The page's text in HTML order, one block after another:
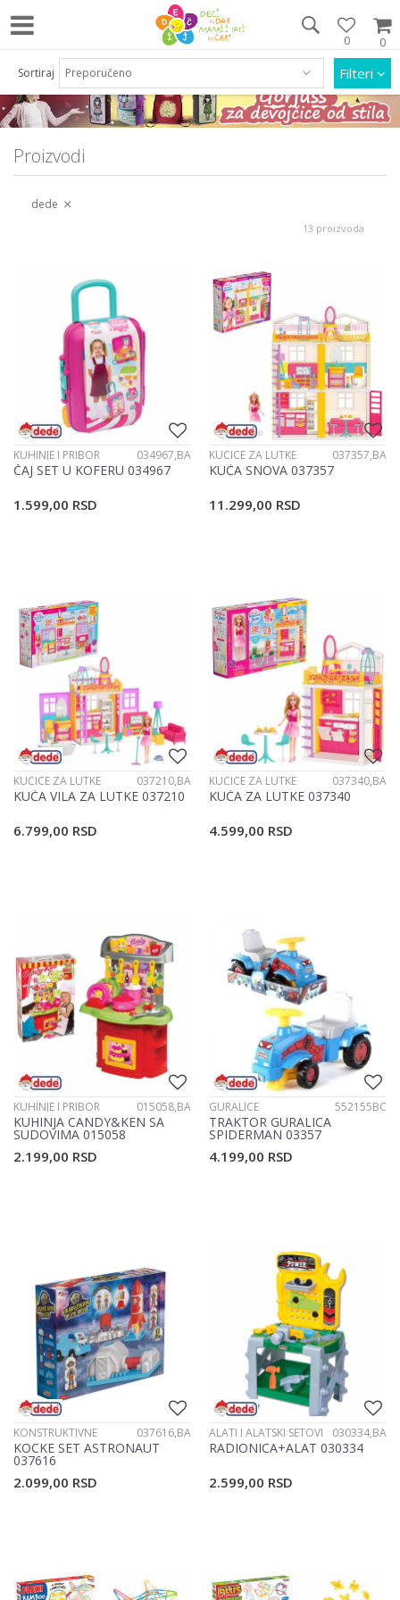
0
0
Pozovite nas na 063/55 33 46 i 011/452 92 40
Proizvodi
Sortiraj Filteri
dede
13 proizvoda
KUHINJE I PRIBOR 034967,BA
ČAJ SET U KOFERU 034967
1.599,00 RSD
KUĆICE ZA LUTKE 037357,BA
KUĆA SNOVA 037357
11.299,00 RSD
KUĆICE ZA LUTKE 037210,BA
KUĆA VILA ZA LUTKE 037210
6.799,00 RSD
KUĆICE ZA LUTKE 037340,BA
KUĆA ZA LUTKE 037340
4.599,00 RSD
KUHINJE I PRIBOR 015058,BA
KUHINJA CANDY&KEN SA
SUDOVIMA 015058
2.199,00 RSD
GURALICE 552155BC
TRAKTOR GURALICA
SPIDERMAN 03357
4.199,00 RSD
KONSTRUKTIVNE 037616,BA
KOCKE SET ASTRONAUT
037616
2.099,00 RSD
ALATI I ALATSKI SETOVI 030334,BA
RADIONICA+ALAT 030334
2.599,00 RSD